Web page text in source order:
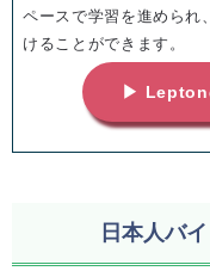
ペースで学習を進められ
けることができます。
▶ Lepton
日本人バ